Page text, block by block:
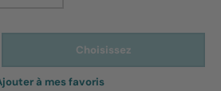
Choisissez
à mes favoris